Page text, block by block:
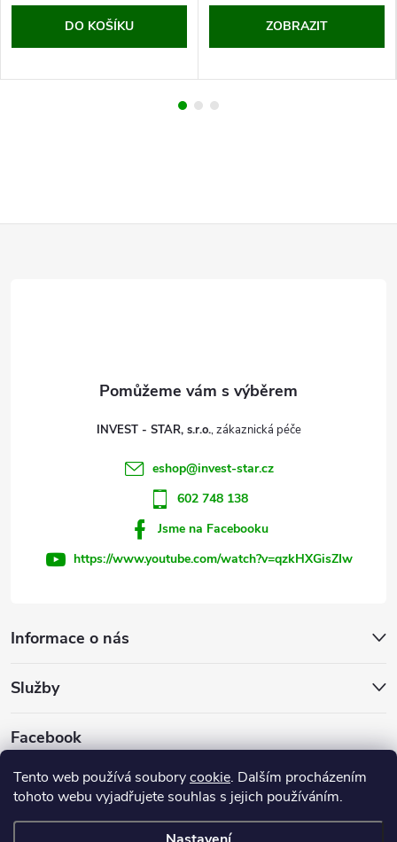
Tento web používá souborycookie. Dalším procházením
tohoto webu vyjadřujete souhlas s jejich používáním.
DO KOŠÍKU ZOBRAZIT
Informace o nás
Služby
Facebook
INVEST - STAR, s.r.o.
eshop@invest-star.cz
602 748 138
Jsme na Facebooku
https://www.youtube.com/watch?v=qzkHXGisZIw